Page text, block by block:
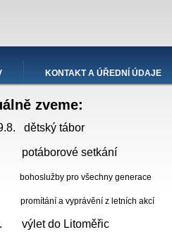
KONTAKT A ÚŘEDNÍ ÚDAJE
zveme:
dětský tábor
potáborové setkání
bohoslužby pro všechny generace
a vyprávění z letních akcí
výlet do Litoměřic